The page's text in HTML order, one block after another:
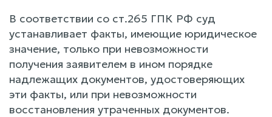
В соответствии со ст.265 ГПК РФ суд
устанавливает факты, имеющие юридическое
значение, только при невозможности
получения заявителем в ином порядке
надлежащих документов, удостоверяющих
эти факты, или при невозможности
восстановления утраченных документов.